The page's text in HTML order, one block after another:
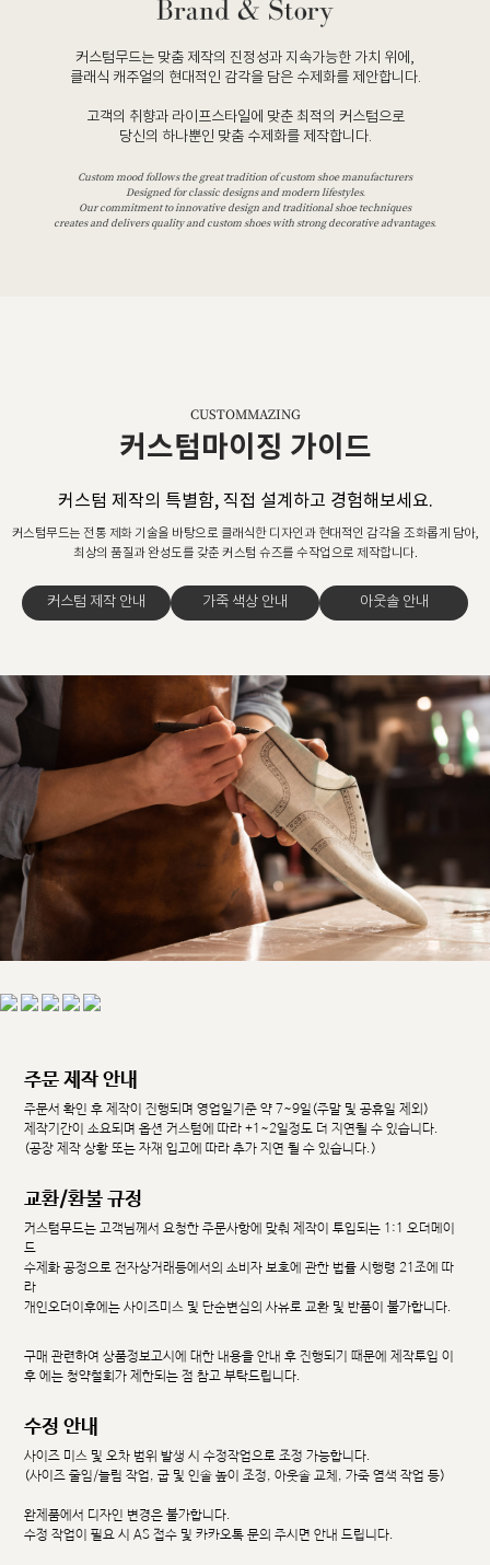
커스텀무드는 맞춤 제작의 진정성과 지속가능한 가치 위에,
클래식 캐주얼의 현대적인 감각을 담은 수제화를 제안합니다.
고객의 취향과 라이프스타일에 맞춘 최적의 커스텀으로
당신의 하나뿐인 맞춤 수제화를 제작합니다.
Custom mood follows the great tradition of custom shoe manufacturers
Designed for classic designs and modern lifestyles.
Our commitment to innovative design and traditional shoe techniques
creates and delivers quality and custom shoes with strong decorative advantages.
CUSTOMMAZING
커스텀마이징 가이드
커스텀 제작의 특별함, 직접 설계하고 경험해보세요.
커스텀무드는 전통 제화 기술을 바탕으로 클래식한 디자인과 현대적인 감각을 조화롭게 담아,
최상의 품질과 완성도를 갖춘 커스텀 슈즈를 수작업으로 제작합니다.
커스텀 제작 안내 가죽 색상 안내 아웃솔 안내
주문 제작 안내
주문서 확인 후 제작이 진행되며 영업일기준 약 7~9일(주말 및 공휴일 제외)
제작기간이 소요되며 옵션 커스텀에 따라 +1~2일정도 더 지연될 수 있습니다.
(공장 제작 상황 또는 자재 입고에 따라 추가 지연 될 수 있습니다.)
교환/환불 규정
커스텀무드는 고객님께서 요청한 주문사항에 맞춰 제작이 투입되는 1:1 오더메이
드
수제화 공정으로 전자상거래등에서의 소비자 보호에 관한 법률 시행령 21조에 따
라
개인오더이후에는 사이즈미스 및 단순변심의 사유로 교환 및 반품이 불가합니다.
구매 관련하여 상품정보고시에 대한 내용을 안내 후 진행되기 때문에 제작투입 이
후 에는 청약철회가 제한되는 점 참고 부탁드립니다.
수정 안내
사이즈 미스 및 오차 범위 발생 시 수정작업으로 조정 가능합니다.
(사이즈 줄임/늘림 작업, 굽 및 인솔 높이 조정, 아웃솔 교체, 가죽 염색 작업 등)
완제품에서 디자인 변경은 불가합니다.
수정 작업이 필요 시 AS 접수 및 카카오톡 문의 주시면 안내 드립니다.